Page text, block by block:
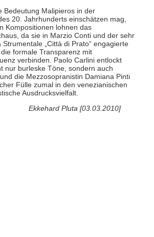
Bedeutung Malipieros in der
20. Jahrhunderts einschätzen mag,
Kompositionen lohnen das
da sie in Marzio Conti und der sehr
„Città di Prato“ engagierte
formale Transparenz mit
verbinden. Paolo Carlini entlockt
nur burleske Töne, sondern auch
die Mezzosopranistin Damiana Pinti
Fülle zumal in den venezianischen
Ausdrucksvielfalt.
Ekkehard Pluta [03.03.2010]